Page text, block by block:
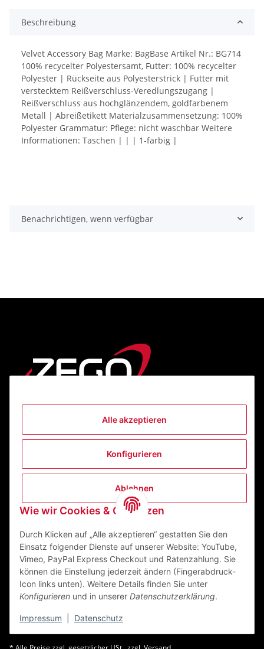
Alle akzeptieren
Konfigurieren
Ablehnen
Wie wir Cookies & Co nutzen
Durch Klicken auf „Alle akzeptieren“ gestatten Sie den
Einsatz folgender Dienste auf unserer Website: YouTube,
Vimeo, PayPal Express Checkout und Ratenzahlung. Sie
können die Einstellung jederzeit ändern (Fingerabdruck-
Icon links unten). Weitere Details finden Sie unter
Konfigurieren und in unserer Datenschutzerklärung.
Impressum Datenschutz
Beschreibung
Velvet Accessory Bag Marke: BagBase Artikel Nr.: BG714
100% recycelter Polyestersamt, Futter: 100% recycelter
Polyester | Rückseite aus Polyesterstrick | Futter mit
verstecktem Reißverschluss-Veredlungszugang |
Reißverschluss aus hochglänzendem, goldfarbenem
Metall | Abreißetikett Materialzusammensetzung: 100%
Polyester Grammatur: Pflege: nicht waschbar Weitere
Informationen: Taschen | | | 1-farbig |
Benachrichtigen, wenn verfügbar
Informationen
ZEGO Textilveredelungszentrum GmbH
63741 Aschaffenburg Deutschland
Mail:info@zego-tvz.de
Tel.:06021 59092-0